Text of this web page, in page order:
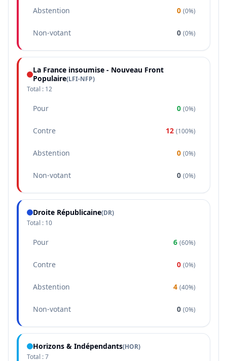
Abstention 0 (0%)
Non-votant 0 (0%)
La France insoumise - Nouveau Front
Populaire(LFI-NFP)
Total : 12
Pour 0 (0%)
Contre 12 (100%)
Abstention 0 (0%)
Non-votant 0 (0%)
Droite Républicaine(DR)
Total : 10
Pour 6 (60%)
Contre 0 (0%)
Abstention 4 (40%)
Non-votant 0 (0%)
Horizons & Indépendants(HOR)
Total :7